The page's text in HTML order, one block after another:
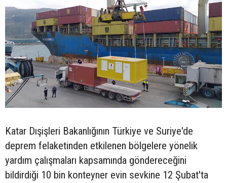
Katar Dışişleri Bakanlığının Türkiye ve Suriye'de
deprem felaketinden etkilenen bölgelere yönelik
yardım çalışmaları kapsamında göndereceğini
bildirdiği 10 bin konteyner evin sevkine 12 Şubat'ta